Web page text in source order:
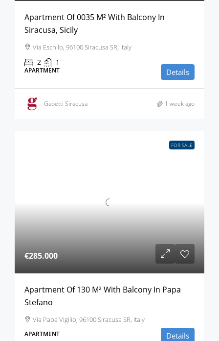
Apartment Of 0035 M² With Balcony In
Siracusa, Sicily
Via Eschilo, 96100 Siracusa SR, Italy
2 1
APARTMENT Details
Gabetti Siracusa 1 week ago
FOR SALE
€285.000
Apartment Of 130 M² With Balcony In Papa
Stefano
Via Papa Vigilio, 96100 Siracusa SR, Italy
APARTMENT Details